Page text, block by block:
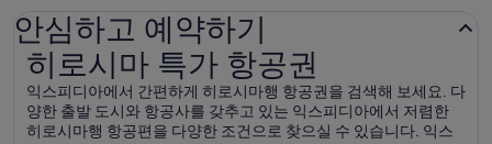
안심하고 예약하기
히로시마 특가 항공권
익스피디아에서 간편하게 히로시마행 항공권을 검색해 보세요. 다
양한 출발 도시와 항공사를 갖추고 있는 익스피디아에서 저렴한
히로시마행 항공편을 다양한 조건으로 찾으실 수 있습니다. 익스
히로시마 특가 항공권